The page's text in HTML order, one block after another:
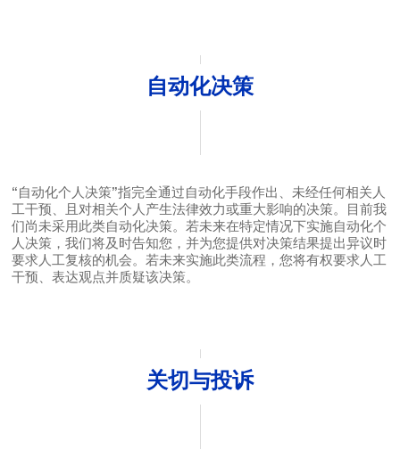
自动化决策
“自动化个人决策”指完全通过自动化手段作出、未经任何相关人
工干预、且对相关个人产生法律效力或重大影响的决策。目前我
们尚未采用此类自动化决策。若未来在特定情况下实施自动化个
人决策，我们将及时告知您，并为您提供对决策结果提出异议时
要求人工复核的机会。若未来实施此类流程，您将有权要求人工
干预、表达观点并质疑该决策。
关切与投诉